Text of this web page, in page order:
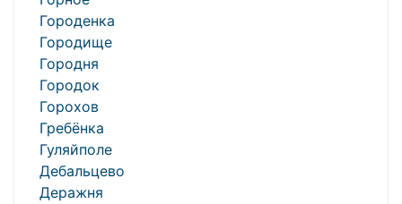
Городенка
Городище
Городня
Городок
Горохов
Гребёнка
Гуляйполе
Дебальцево
Деражня